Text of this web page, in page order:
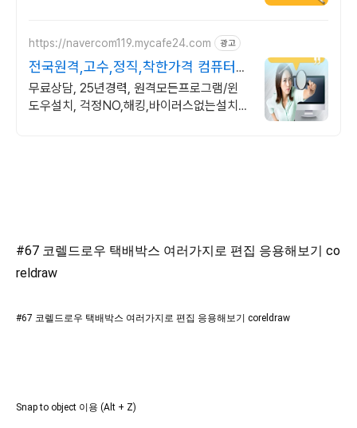
https://navercom119.mycafe24.com 광고
전국원격,고수,정직,착한가격 컴퓨터관
련 모든 상담환영!
무료상담, 25년경력, 원격모든프로그램/윈
도우설치, 걱정NO,해킹,바이러스없는설치
#67 코렐드로우 택배박스 여러가지로 편집 응용해보기 co
reldraw
#67 코렐드로우 택배박스 여러가지로 편집 응용해보기 coreldraw
Snap to object 이용 (Alt + Z)